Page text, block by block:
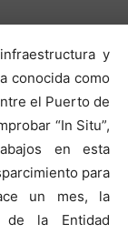
y
conocida como
el Puerto de
“In Situ”,
en esta
para
un mes, la
de la Entidad